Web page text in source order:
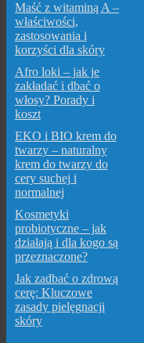
Maść z witaminą A –
właściwości,
zastosowania i
korzyści dla skóry
Afro loki – jak je
zakładać i dbać o
włosy? Porady i
koszt
EKO i BIO krem do
twarzy – naturalny
krem do twarzy do
cery suchej i
normalnej
Kosmetyki
probiotyczne – jak
działają i dla kogo są
przeznaczone?
Jak zadbać o zdrową
cerę: Kluczowe
zasady pielęgnacji
skóry